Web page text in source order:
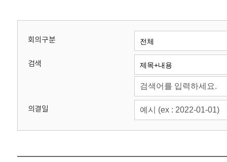
회
회의구분
검색
의결일